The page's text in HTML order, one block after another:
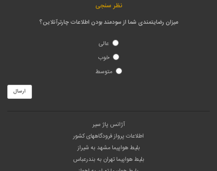
نظر سنجی
میزان رضایتمندی شما از سودمند بودن اطلاعات چارترآنلاین؟
عالی
خوب
متوسط
ارسال
آژانس پاژ سیر
اطلاعات پرواز فرودگاههای کشور
بلیط هواپیما مشهد به شیراز
بلیط هواپیما تهران به بندرعباس